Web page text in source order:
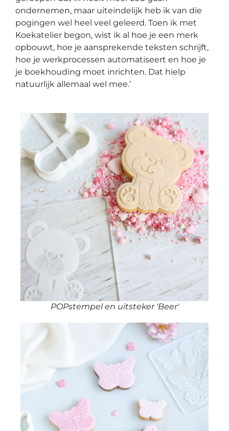
ondernemen, maar uiteindelijk heb ik van die
pogingen wel heel veel geleerd. Toen ik met
Koekatelier begon, wist ik al hoe je een merk
opbouwt, hoe je aansprekende teksten schrijft,
hoe je werkprocessen automatiseert en hoe je
je boekhouding moet inrichten. Dat hielp
natuurlijk allemaal wel mee.’
POPstempel en uitsteker 'Beer'